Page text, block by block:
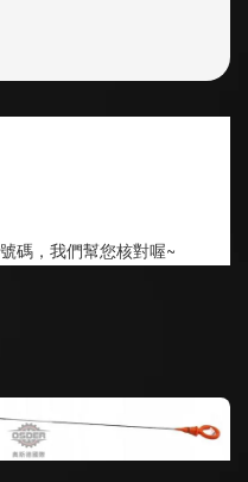
碼，我們幫您核對喔~